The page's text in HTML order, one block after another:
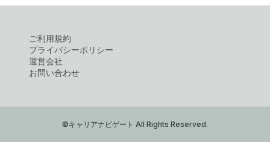
ご利用規約
プライバシーポリシー
運営会社
お問い合わせ
©キャリアナビゲート All Rights Reserved.